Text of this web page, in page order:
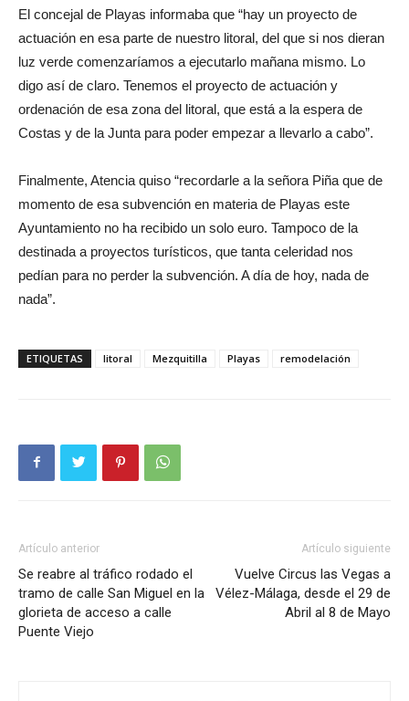
El concejal de Playas informaba que “hay un proyecto de
actuación en esa parte de nuestro litoral, del que si nos dieran
luz verde comenzaríamos a ejecutarlo mañana mismo. Lo
digo así de claro. Tenemos el proyecto de actuación y
ordenación de esa zona del litoral, que está a la espera de
Costas y de la Junta para poder empezar a llevarlo a cabo”.
Finalmente, Atencia quiso “recordarle a la señora Piña que de
momento de esa subvención en materia de Playas este
Ayuntamiento no ha recibido un solo euro. Tampoco de la
destinada a proyectos turísticos, que tanta celeridad nos
pedían para no perder la subvención. A día de hoy, nada de
nada”.
ETIQUETAS litoral Mezquitilla Playas remodelación
Artículo anterior
Se reabre al tráfico rodado el
tramo de calle San Miguel en la
glorieta de acceso a calle
Puente Viejo
Artículo siguiente
Vuelve Circus las Vegas a
Vélez-Málaga, desde el 29 de
Abril al 8 de Mayo